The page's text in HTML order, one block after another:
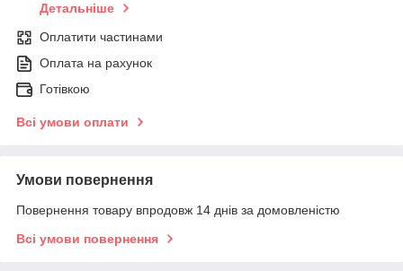
Детальніше
Оплатити частинами
Оплата на рахунок
Готівкою
Всі умови оплати
Умови повернення
Повернення товару впродовж 14 днів за домовленістю
Всі умови повернення